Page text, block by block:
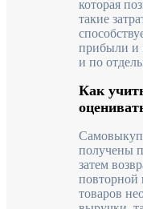
которая
такие
прибыли и
и по
Как
получены
затем
повторной
товаров